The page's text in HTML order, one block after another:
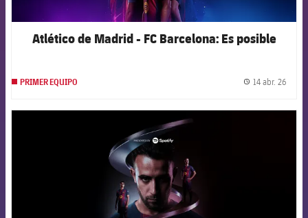
Atlético de Madrid - FC Barcelona: Es posible
PRIMER EQUIPO 14 abr. 26
FCB Barcelona badge